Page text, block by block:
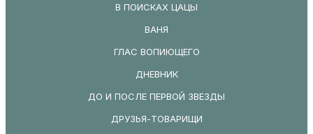
В ПОИСКАХ ЦАЦЫ
ВАНЯ
ГЛАС ВОПИЮЩЕГО
ДНЕВНИК
ДО И ПОСЛЕ ПЕРВОЙ ЗВЕЗДЫ
ДРУЗЬЯ-ТОВАРИЩИ